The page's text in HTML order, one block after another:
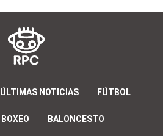
ÚLTIMAS NOTICIAS FÚTBOL
BOXEO BALONCESTO